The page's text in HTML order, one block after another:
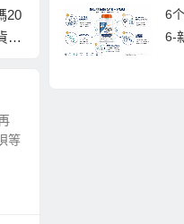
元
網勞工節精選服飾低
至5折+額外7折促銷
等
6
6-